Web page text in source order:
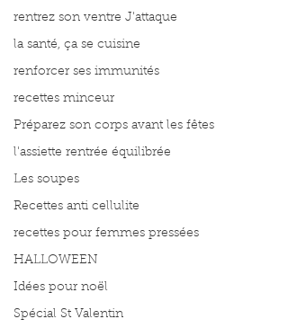
rentrez son ventre J'attaque
la santé, ça se cuisine
renforcer ses immunités
recettes minceur
Préparez son corps avant les fêtes
l'assiette rentrée équilibrée
Les soupes
Recettes anti cellulite
recettes pour femmes pressées
HALLOWEEN
Idées pour noël
Spécial St Valentin